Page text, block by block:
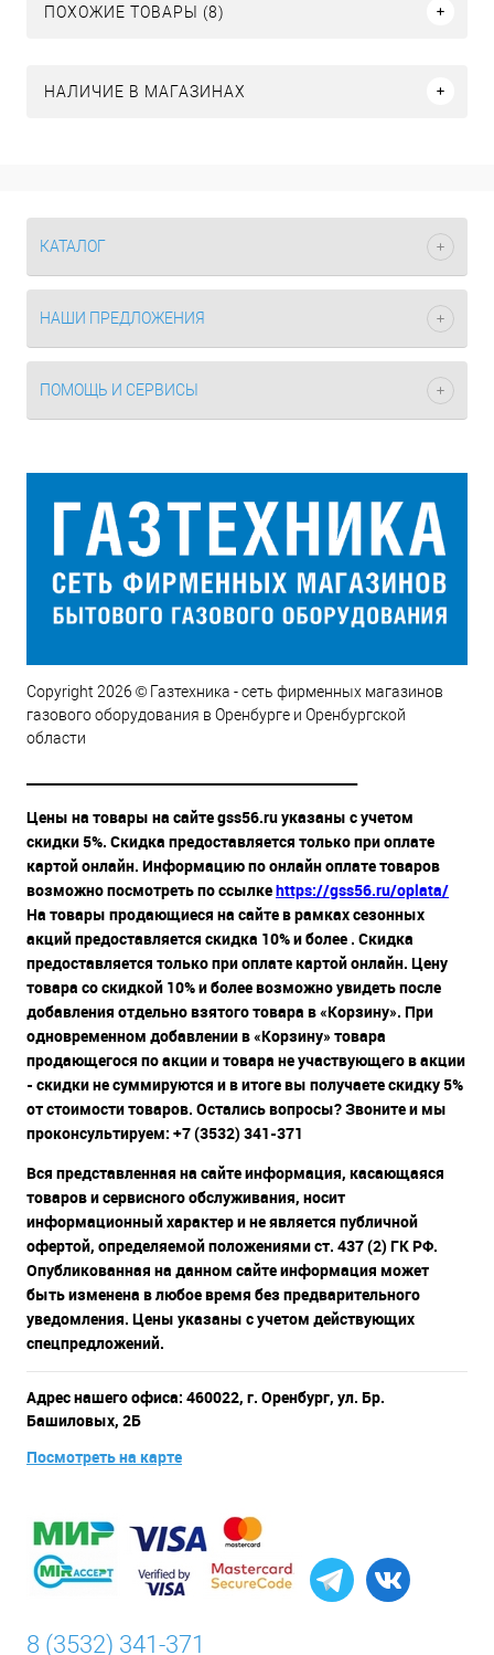
ПОХОЖИЕ ТОВАРЫ (8)
НАЛИЧИЕ В МАГАЗИНАХ
КАТАЛОГ
НАШИ ПРЕДЛОЖЕНИЯ
ПОМОЩЬ И СЕРВИСЫ
Copyright 2026 © Газтехника - сеть фирменных магазинов
газового оборудования в Оренбурге и Оренбургской
области
Цены на товары на сайте gss56.ru указаны с учетом
скидки 5%. Скидка предоставляется только при оплате
картой онлайн. Информацию по онлайн оплате товаров
возможно посмотреть по ссылкеhttps://gss56.ru/oplata/
На товары продающиеся на сайте в рамках сезонных
акций предоставляется скидка 10% и более . Скидка
предоставляется только при оплате картой онлайн. Цену
товара со скидкой 10% и более возможно увидеть после
добавления отдельно взятого товара в «Корзину». При
одновременном добавлении в «Корзину» товара
продающегося по акции и товара не участвующего в акции
- скидки не суммируются и в итоге вы получаете скидку 5%
от стоимости товаров. Остались вопросы? Звоните и мы
проконсультируем: +7 (3532) 341-371
Вся представленная на сайте информация, касающаяся
товаров и сервисного обслуживания, носит
информационный характер и не является публичной
офертой, определяемой положениями ст. 437 (2) ГК РФ.
Опубликованная на данном сайте информация может
быть изменена в любое время без предварительного
уведомления. Цены указаны с учетом действующих
спецпредложений.
Адрес нашего офиса: 460022, г. Оренбург, ул. Бр.
Башиловых, 2Б
Посмотреть на карте
8 (3532) 341-371